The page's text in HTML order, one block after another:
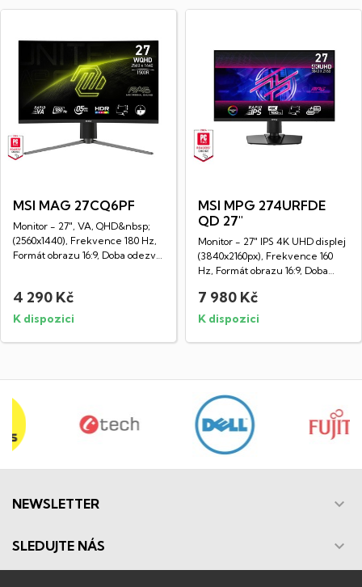
MSI MAG 27CQ6PF
Monitor - 27", VA, QHD&nbsp;
(2560x1440), Frekvence 180 Hz,
Formát obrazu 16:9, Doba odezvy
4 290 Kč
K dispozici
MSI MPG 274URFDE
QD 27"
Monitor - 27" IPS 4K UHD displej
(3840x2160px), Frekvence 160
Hz, Formát obrazu 16:9, Doba
7 980 Kč
K dispozici
NEWSLETTER 
SLEDUJTE NÁS 